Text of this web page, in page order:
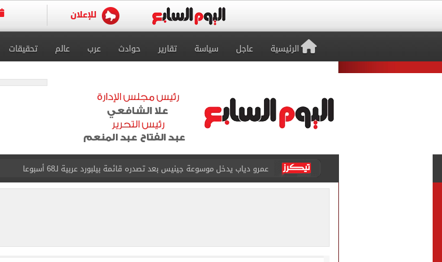
الرئيسية عاجل سياسة تقارير حوادث عرب عالم تحقيقات
إغلاق طريق مصر أسوان الزراعى الغربى كليا من المنيب للعياط.. اعرف التحويلات
محمد صلاح يظهر على تليفزيون اليوم السابع فى حفل تقديمه باستاد طرابزون..
حكم تصوير الحوادث والمشاجرات ونشرها على مواقع التواصل